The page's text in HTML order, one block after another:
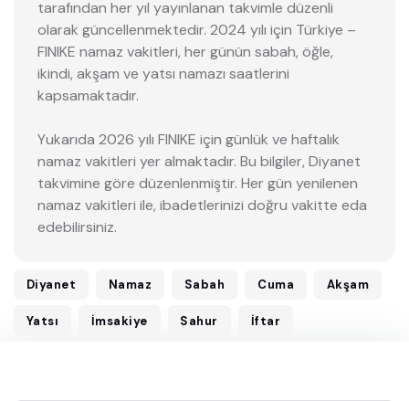
tarafından her yıl yayınlanan takvimle düzenli
olarak güncellenmektedir. 2024 yılı için Türkiye –
FINIKE namaz vakitleri, her günün sabah, öğle,
ikindi, akşam ve yatsı namazı saatlerini
kapsamaktadır.
Yukarıda 2026 yılı FINIKE için günlük ve haftalık
namaz vakitleri yer almaktadır. Bu bilgiler, Diyanet
takvimine göre düzenlenmiştir. Her gün yenilenen
namaz vakitleri ile, ibadetlerinizi doğru vakitte eda
edebilirsiniz.
Diyanet Namaz Sabah Cuma Akşam
Yatsı İmsakiye Sahur İftar